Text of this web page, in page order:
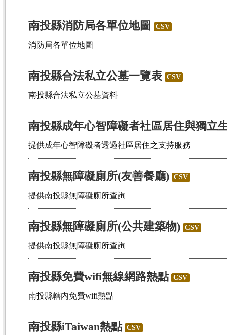
南投縣消防局各單位地圖 CSV
消防局各單位地圖
南投縣合法私立公墓一覽表 CSV
南投縣合法私立公墓資料
南投縣成年心智障礙者社區居住與獨立
提供成年心智障礙者透過社區居住之支持服務
南投縣無障礙廁所(友善餐廳) CSV
提供南投縣無障礙廁所查詢
南投縣無障礙廁所(公共建築物) CSV
提供南投縣無障礙廁所查詢
南投縣免費wifi無線網路熱點 CSV
南投縣轄內免費wifi熱點
南投縣iTaiwan熱點 CSV